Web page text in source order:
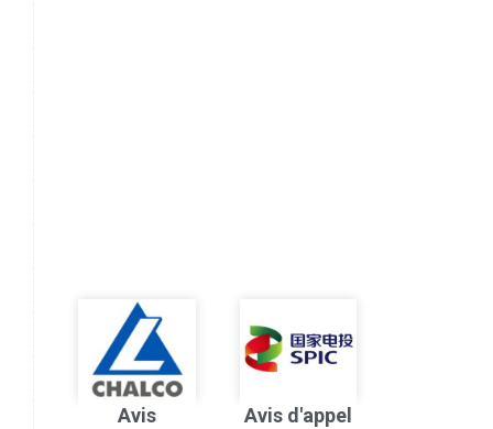
Avis
Avis d'appel